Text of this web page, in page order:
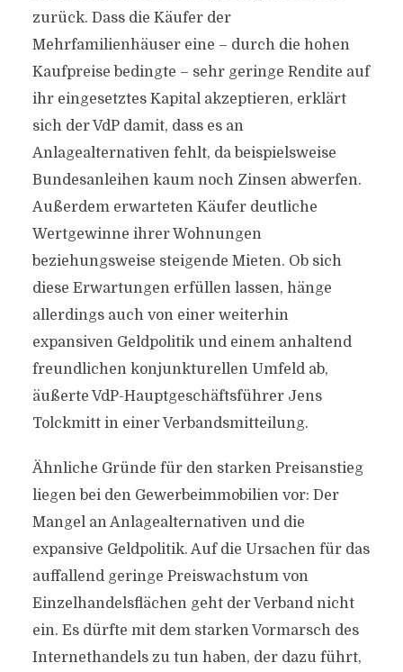
zurück. Dass die Käufer der
Mehrfamilienhäuser eine – durch die hohen
Kaufpreise bedingte – sehr geringe Rendite auf
ihr eingesetztes Kapital akzeptieren, erklärt
sich der VdP damit, dass es an
Anlagealternativen fehlt, da beispielsweise
Bundesanleihen kaum noch Zinsen abwerfen.
Außerdem erwarteten Käufer deutliche
Wertgewinne ihrer Wohnungen
beziehungsweise steigende Mieten. Ob sich
diese Erwartungen erfüllen lassen, hänge
allerdings auch von einer weiterhin
expansiven Geldpolitik und einem anhaltend
freundlichen konjunkturellen Umfeld ab,
äußerte VdP-Hauptgeschäftsführer Jens
Tolckmitt in einer Verbandsmitteilung.
Ähnliche Gründe für den starken Preisanstieg
liegen bei den Gewerbeimmobilien vor: Der
Mangel an Anlagealternativen und die
expansive Geldpolitik. Auf die Ursachen für das
auffallend geringe Preiswachstum von
Einzelhandelsflächen geht der Verband nicht
ein. Es dürfte mit dem starken Vormarsch des
Internethandels zu tun haben, der dazu führt,